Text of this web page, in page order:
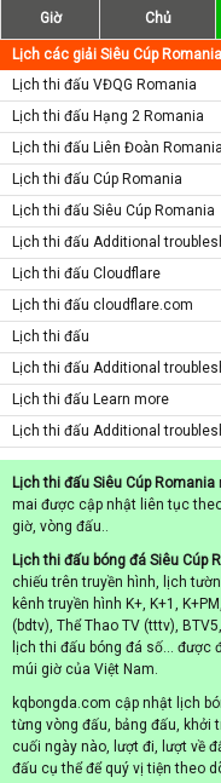
Giờ Chủ
Lịch các giải Siêu Cúp Romania
Lịch thi đấu VĐQG Romania
Lịch thi đấu Hạng 2 Romania
Lịch thi đấu Liên Đoàn Romania
Lịch thi đấu Cúp Romania
Lịch thi đấu Siêu Cúp Romania
Lịch thi đấu Additional
Lịch thi đấu Cloudflare
Lịch thi đấu cloudflare.com
Lịch thi đấu
Lịch thi đấu Additional
Lịch thi đấu Learn more
Lịch thi đấu Additional
Lịch thi đấu Siêu Cúp Romania
mai được cập nhật liên tục
giờ, vòng đấu..
Lịch thi đấu bóng đá Siêu Cúp
chiếu trên truyền hình, lịch
kênh truyền hình K+, K+1,
(bdtv), Thể Thao TV (tttv),
lịch thi đấu bóng đá số... được
múi giờ của Việt Nam.
kqbongda.com cập nhật lịch
từng vòng đấu, bảng đấu, khởi
cuối ngày nào, lượt đi, lượt về
đấu cụ thể để quý vị tiện theo